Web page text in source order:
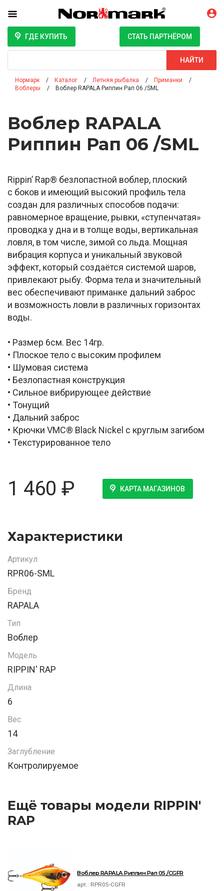
ГДЕ КУПИТЬ СТАТЬ ПАРТНЁРОМ
НАЙТИ
Нормарк Каталог Летняя рыбалка
Приманки
Воблеры
Воблер RAPALA Риппин Рап 06 /SML
Воблер RAPALA
Риппин Рап 06 /SML
Rippin’ Rap® безлопастной воблер, плоский
с боков и имеющий высокий профиль тела
создан для различных способов подачи:
равномерное вращение, рывки, «ступенчатая»
проводка у дна и в толще воды, вертикальная
ловля, в том числе, зимой со льда. Мощная
вибрация корпуса и уникальный звуковой
эффект, который создаётся системой шаров,
привлекают рыбу. Форма тела и значительный
вес обеспечивают приманке дальний заброс
и возможность ловли в различных горизонтах
воды.
• Размер 6см. Вес 14гр.
• Плоское тело с высоким профилем
• Шумовая система
• Безлопастная конструкция
• Сильное вибрирующее действие
• Тонущий
• Дальний заброс
• Крючки VMC® Black Nickel с круглым загибом
• Текстурированное тело
1 460 ₽ КАРТА МАГАЗИНОВ
Характеристики
Артикул
RPR06-SML
Бренд
RAPALA
Тип
Воблер
Модель
RIPPIN' RAP
Длина
6
Вес
14
Заглубление
Контролируемое
Ещё товары модели RIPPIN'
RAP
Воблер RAPALA Риппин Рап 05 /CGFR
арт.: RPR05-CGFR